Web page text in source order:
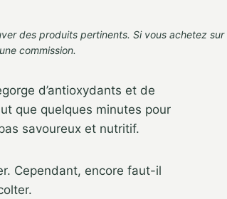
des produits pertinents. Si vous achetez sur
commission.
d’antioxydants et de
que quelques minutes pour
savoureux et nutritif.
Cependant, encore faut-il